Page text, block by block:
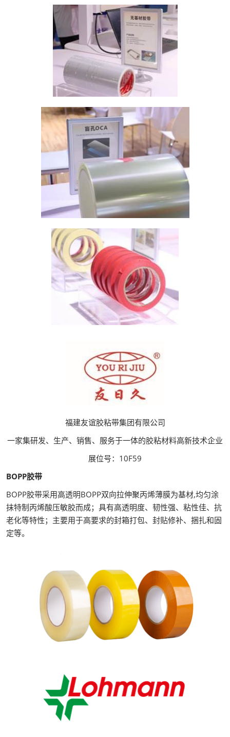
福建友谊胶粘带集团有限公司
一家集研发、生产、销售、服务于一体的胶粘材料高新技术企业
展位号：10F59
BOPP胶带
BOPP胶带采用高透明BOPP双向拉伸聚丙烯薄膜为基材,均匀涂
抹特制丙烯酸压敏胶而成；具有高透明度、韧性强、粘性佳、抗
老化等特性；主要用于高要求的封箱打包、封贴修补、捆扎和固
定等。